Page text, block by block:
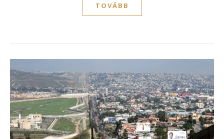
TOVÁBB